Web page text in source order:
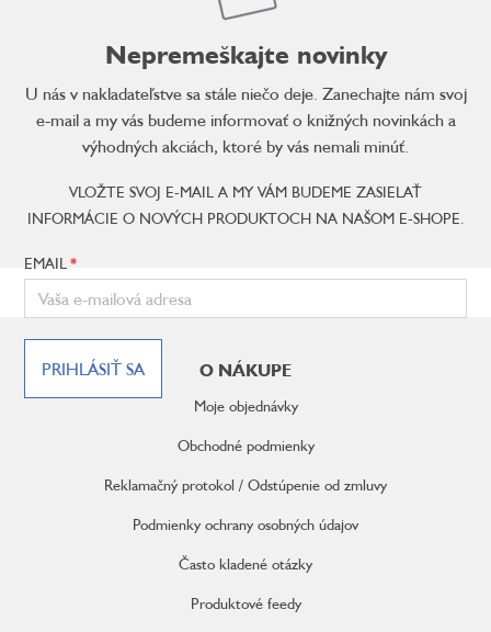
Nepremeškajte novinky
U nás v nakladateľstve sa stále niečo deje. Zanechajte nám svoj
e-mail a my vás budeme informovať o knižných novinkách a
výhodných akciách, ktoré by vás nemali minúť.
VLOŽTE SVOJ E-MAIL A MY VÁM BUDEME ZASIELAŤ
INFORMÁCIE O NOVÝCH PRODUKTOCH NA NAŠOM E-SHOPE.
EMAIL
PRIHLÁSIŤ SA O NÁKUPE
Moje objednávky
Obchodné podmienky
Reklamačný protokol / Odstúpenie od zmluvy
Podmienky ochrany osobných údajov
Často kladené otázky
Produktové feedy